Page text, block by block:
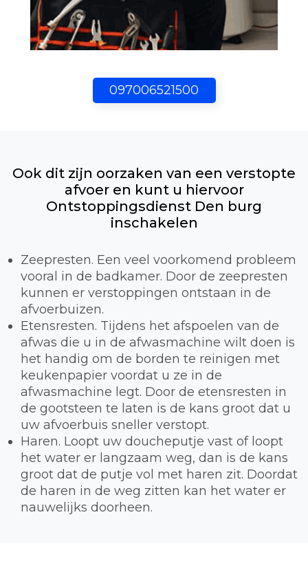
097006521500
Ook dit zijn oorzaken van een verstopte
afvoer en kunt u hiervoor
Ontstoppingsdienst Den burg
inschakelen
Zeepresten. Een veel voorkomend probleem
vooral in de badkamer. Door de zeepresten
kunnen er verstoppingen ontstaan in de
afvoerbuizen.
Etensresten. Tijdens het afspoelen van de
afwas die u in de afwasmachine wilt doen is
het handig om de borden te reinigen met
keukenpapier voordat u ze in de
afwasmachine legt. Door de etensresten in
de gootsteen te laten is de kans groot dat u
uw afvoerbuis sneller verstopt.
Haren. Loopt uw doucheputje vast of loopt
het water er langzaam weg, dan is de kans
groot dat de putje vol met haren zit. Doordat
de haren in de weg zitten kan het water er
nauwelijks doorheen.